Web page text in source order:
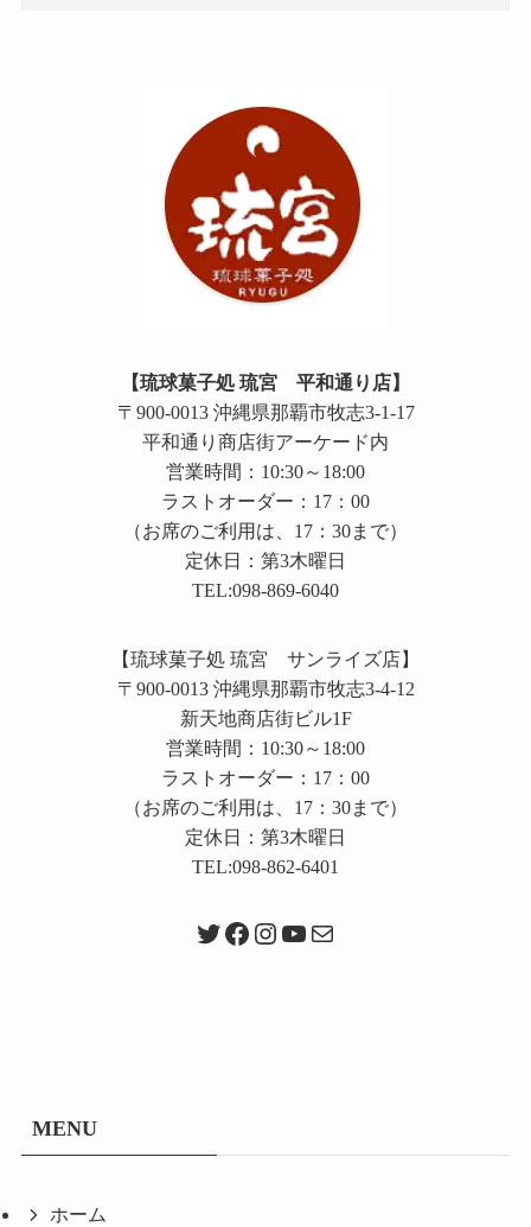
【琉球菓子処 琉宮 平和通り店】
〒900-0013 沖縄県那覇市牧志3-1-17
平和通り商店街アーケード内
営業時間：10:30～18:00
ラストオーダー：17：00
（お席のご利用は、17：30まで）
定休日：第3木曜日
TEL:098-869-6040
【琉球菓子処 琉宮 サンライズ店】
〒900-0013 沖縄県那覇市牧志3-4-12
新天地商店街ビル1F
営業時間：10:30～18:00
ラストオーダー：17：00
（お席のご利用は、17：30まで）
定休日：第3木曜日
TEL:098-862-6401
Twitter
Facebook
Instagram
YouTube
メール
MENU
ホーム